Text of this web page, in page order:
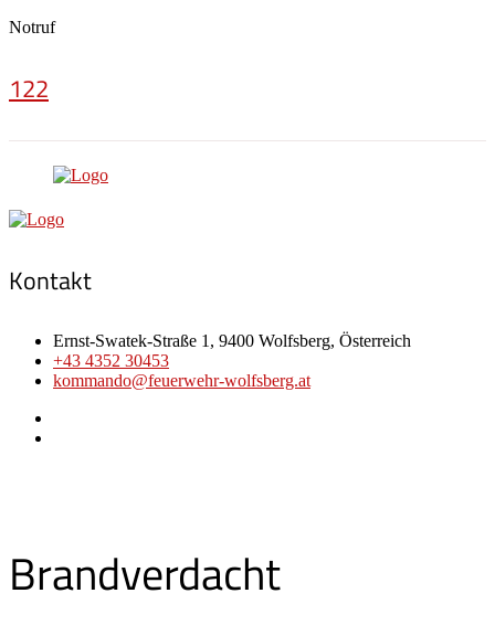
Notruf
122
Kontakt
Ernst-Swatek-Straße 1, 9400 Wolfsberg, Österreich
+43 4352 30453
kommando@feuerwehr-wolfsberg.at
Brandverdacht